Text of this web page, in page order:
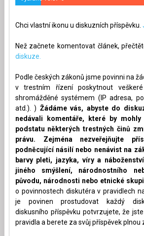
Chci vlastní ikonu u diskuzních příspěvku.
Než začnete komentovat článek,
diskuze.
Podle českých zákonů jsme povinni na
v trestním řízení poskytnout
shromážděné systémem (IP adresa,
atd.). ) Žádáme vás, abyste do
nedávali komentáře, které by
podstatu některých trestných činů
právu. Zejména nezveřejňujte
podněcující násilí nebo nenávist na
barvy pleti, jazyka, víry a
jiného smýšlení, národnostního
původu, národnosti nebo etnické
o povinnostech diskutéra v pravidlech
je povinen prostudovat každý
diskusního příspěvku potvrzujete, že
pravidla a berete za svůj příspěvek plnou